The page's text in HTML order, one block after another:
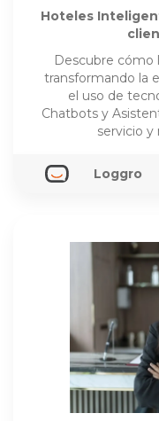
Hoteles
Descubre cómo
transformando la
el uso de
Chatbots y
servicio y
Loggro